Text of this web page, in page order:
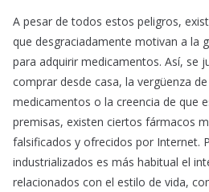
A pesar de todos estos peligros,
que desgraciadamente motivan a la
para adquirir medicamentos. Así, se
comprar desde casa, la vergüenza
medicamentos o la creencia de que
premisas, existen ciertos fármacos
falsificados y ofrecidos por Internet.
industrializados es más habitual el
relacionados con el estilo de vida,